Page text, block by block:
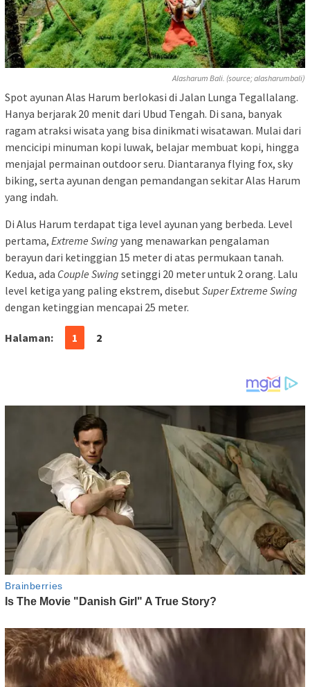
Alasharum Bali. (source; alasharumbali)
Spot ayunan Alas Harum berlokasi di Jalan Lunga Tegallalang.
Hanya berjarak 20 menit dari Ubud Tengah. Di sana, banyak
ragam atraksi wisata yang bisa dinikmati wisatawan. Mulai dari
mencicipi minuman kopi luwak, belajar membuat kopi, hingga
menjajal permainan outdoor seru. Diantaranya flying fox, sky
biking, serta ayunan dengan pemandangan sekitar Alas Harum
yang indah.
Di Alus Harum terdapat tiga level ayunan yang berbeda. Level
pertama, Extreme Swing yang menawarkan pengalaman
berayun dari ketinggian 15 meter di atas permukaan tanah.
Kedua, ada Couple Swing setinggi 20 meter untuk 2 orang. Lalu
level ketiga yang paling ekstrem, disebut Super Extreme Swing
dengan ketinggian mencapai 25 meter.
Halaman: 1 2